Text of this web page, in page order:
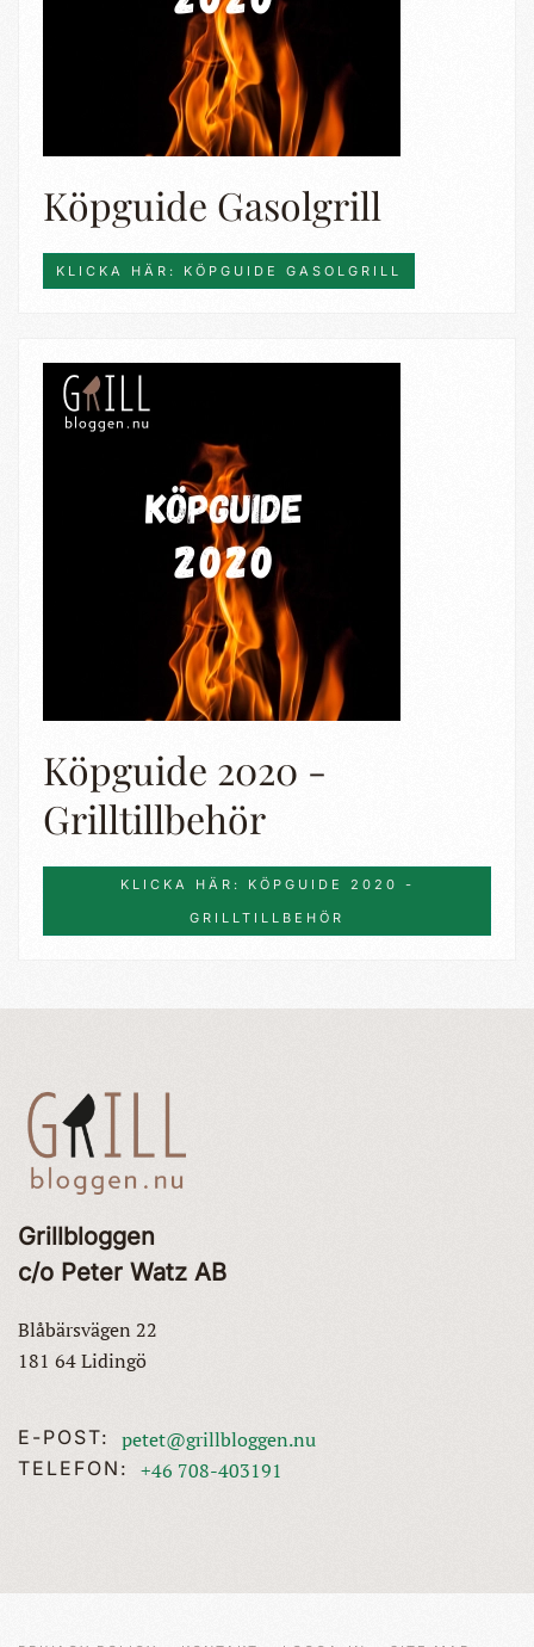
Köpguide Gasolgrill
KLICKA HÄR: KÖPGUIDE GASOLGRILL
Köpguide 2020 -
Grilltillbehör
KLICKA HÄR: KÖPGUIDE 2020 -
GRILLTILLBEHÖR
Grillbloggen
c/o Peter Watz AB
Blåbärsvägen 22
181 64 Lidingö
E-POST: petet@grillbloggen.nu
TELEFON: +46 708-403191